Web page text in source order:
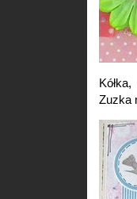
Zuzka